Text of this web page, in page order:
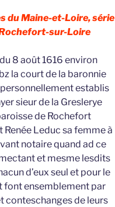
du Maine-et-Loire, série
sur-Loire
8 août 1616 environ
la court de la baronnie
establis
sieur de la Greslerye
de Rochefort
Renée Leduc sa femme à
notaire quand ad ce
et mesme lesdits
d’eux seul et pour le
font ensemblement par
conteschanges de leurs